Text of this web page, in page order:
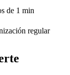
de 1 min
regular